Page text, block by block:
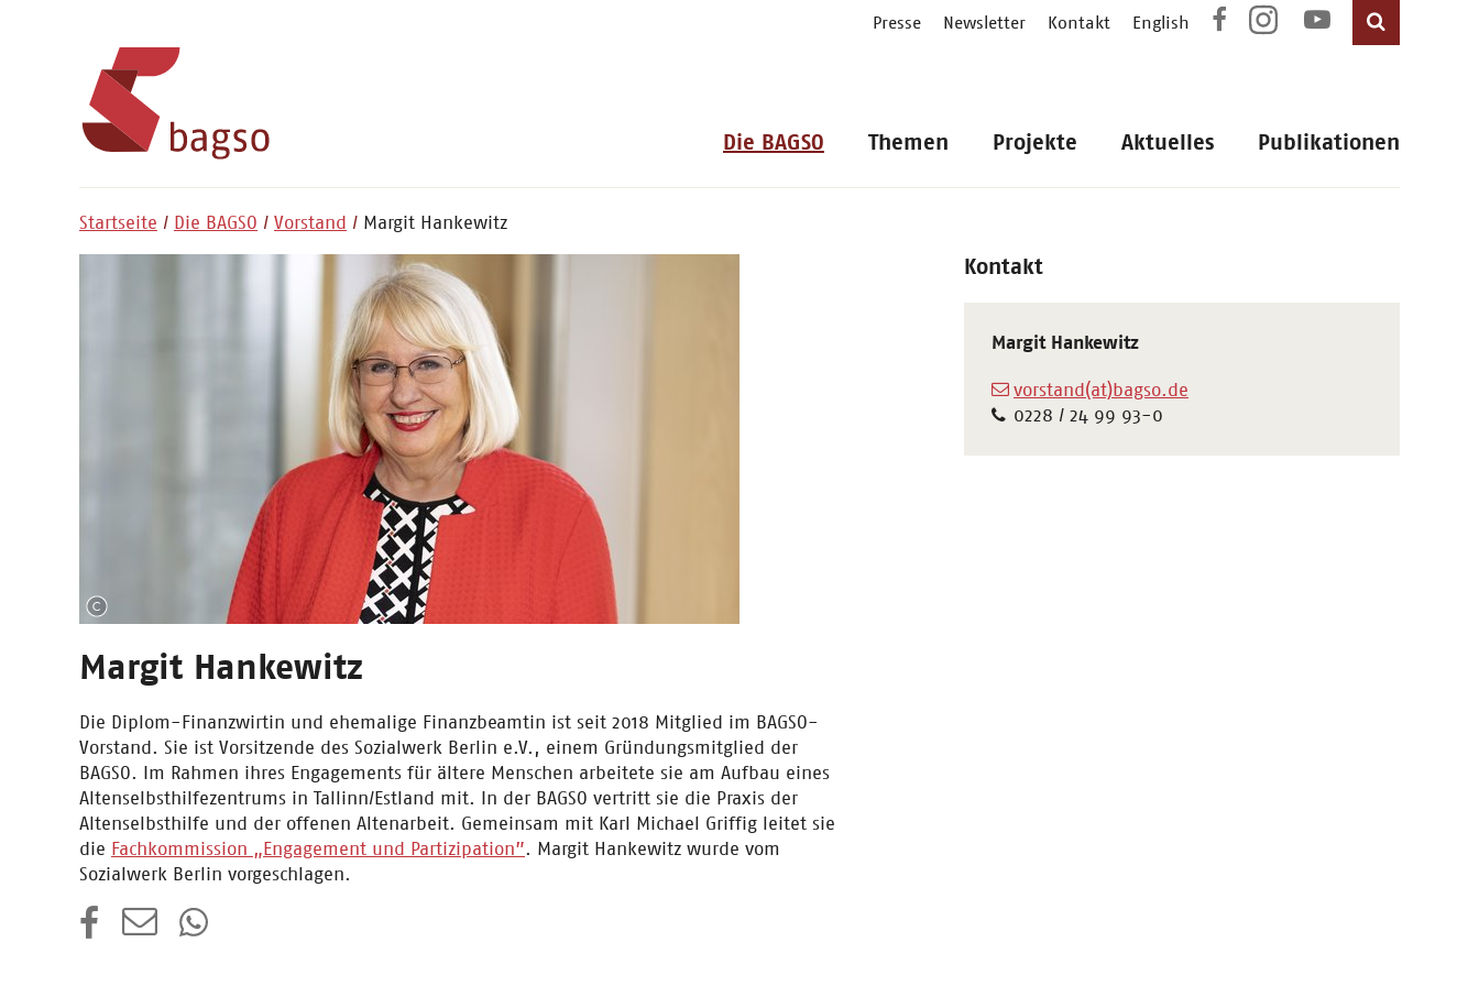
Presse Newsletter Kontakt English
Die BAGSO Themen Projekte Aktuelles Publikationen
Startseite Die BAGSO Vorstand Margit Hankewitz
Margit Hankewitz
Die Diplom-Finanzwirtin und ehemalige Finanzbeamtin ist seit 2018 Mitglied im BAGSO-
Vorstand. Sie ist Vorsitzende des Sozialwerk Berlin e.V., einem Gründungsmitglied der
BAGSO. Im Rahmen ihres Engagements für ältere Menschen arbeitete sie am Aufbau eines
Altenselbsthilfezentrums in Tallinn/Estland mit. In der BAGSO vertritt sie die Praxis der
Altenselbsthilfe und der offenen Altenarbeit. Gemeinsam mit Karl Michael Griffig leitet sie
die Fachkommission „Engagement und Partizipation”. Margit Hankewitz wurde vom
Sozialwerk Berlin vorgeschlagen.
Kontakt
Margit Hankewitz
vorstand(at)bagso.de
0228 / 24 99 93-0